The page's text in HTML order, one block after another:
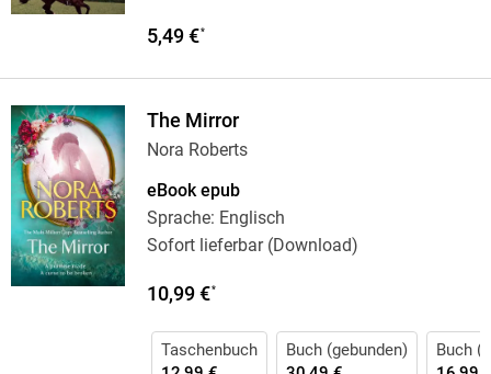
5,49 €*
The Mirror
Nora Roberts
eBook epub
Sprache: Englisch
Sofort lieferbar (Download)
10,99 €*
Taschenbuch
Buch (gebunden)
Buch